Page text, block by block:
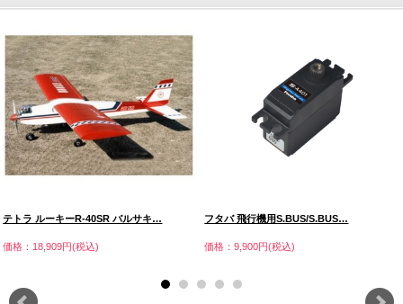
テトラ ルーキーR-40SR バルサキ…
価格：18,909円(税込)
フタバ 飛行機用S.BUS/S.BUS…
価格：9,900円(税込)